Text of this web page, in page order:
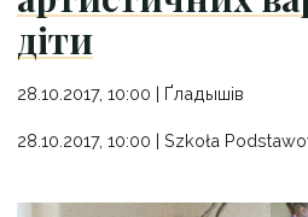
діти
28.10.2017, 10:00 | Ґлaдышiв
28.10.2017, 10:00 | Szkoła